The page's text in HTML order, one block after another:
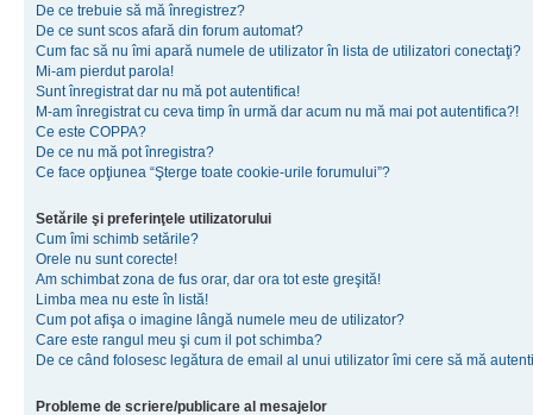
De ce trebuie să mă înregistrez?
De ce sunt scos afară din forum automat?
Cum fac să nu îmi apară numele de utilizator în lista de utilizatori conectaţi?
Mi-am pierdut parola!
Sunt înregistrat dar nu mă pot autentifica!
M-am înregistrat cu ceva timp în urmă dar acum nu mă mai pot autentifica?!
Ce este COPPA?
De ce nu mă pot înregistra?
Ce face opţiunea “Şterge toate cookie-urile forumului”?
Setările şi preferinţele utilizatorului
Cum îmi schimb setările?
Orele nu sunt corecte!
Am schimbat zona de fus orar, dar ora tot este greşită!
Limba mea nu este în listă!
Cum pot afişa o imagine lângă numele meu de utilizator?
Care este rangul meu şi cum il pot schimba?
De ce când folosesc legătura de email al unui utilizator îmi cere să mă
Probleme de scriere/publicare al mesajelor